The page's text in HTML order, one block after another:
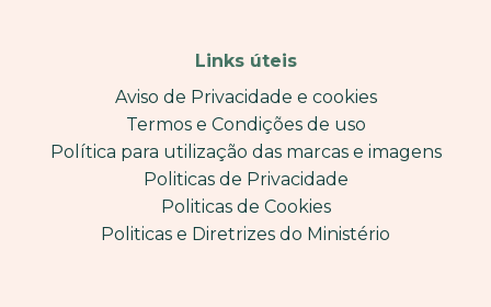
Links úteis
Aviso de Privacidade e cookies
Termos e Condições de uso
Política para utilização das marcas e imagens
Politicas de Privacidade
Politicas de Cookies
Politicas e Diretrizes do Ministério